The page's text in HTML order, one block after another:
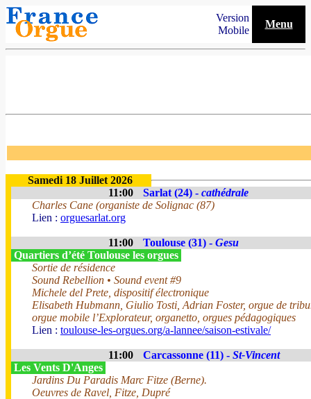
Version
Mobile
Menu
Samedi 18 Juillet 2026
11:00
Sarlat (24) - cathédrale
Charles Cane (organiste de Solignac (87)
Lien : orguesarlat.org
11:00 Toulouse (31) - Gesu
Quartiers d’été Toulouse les orgues
Sortie de résidence
Sound Rebellion • Sound event #9
Michele del Prete, dispositif électronique
Elisabeth Hubmann, Giulio Tosti, Adrian Foster, orgue de
orgue mobile l’Explorateur, organetto, orgues pédagogiques
Lien : toulouse-les-orgues.org/a-lannee/saison-estivale/
11:00 Carcassonne (11) - St-Vincent
Les Vents D'Anges
Jardins Du Paradis Marc Fitze (Berne).
Oeuvres de Ravel, Fitze, Dupré